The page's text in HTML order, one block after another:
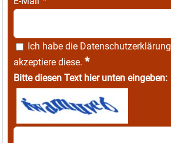
Ich habe die Datenschutzerklärung
akzeptiere diese. *
Bitte diesen Text hier unten eingeben: